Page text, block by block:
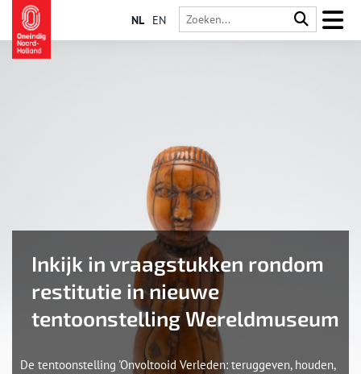
NL EN
Inkijk in vraagstukken rondom
restitutie in nieuwe
tentoonstelling Wereldmuseum
De tentoonstelling 'Onvoltooid Verleden: teruggeven, houden,